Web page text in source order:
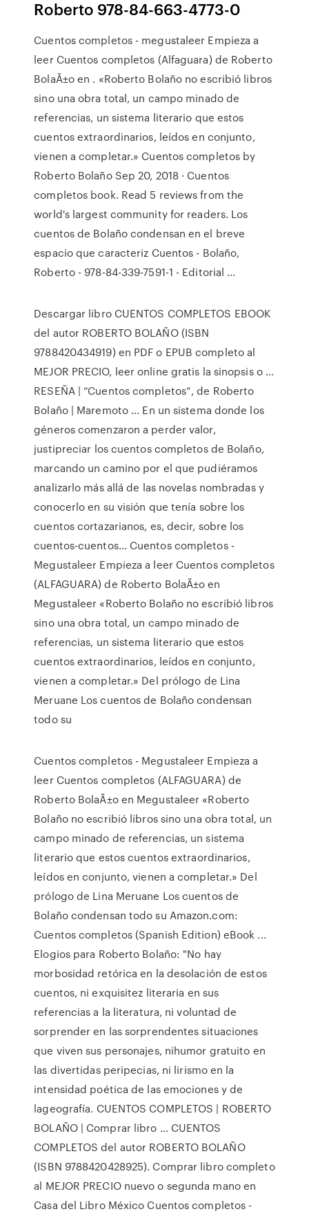
Roberto 978-84-663-4773-0
Cuentos completos - megustaleer Empieza a
leer Cuentos completos (Alfaguara) de Roberto
BolaÃ±o en . «Roberto Bolaño no escribió libros
sino una obra total, un campo minado de
referencias, un sistema literario que estos
cuentos extraordinarios, leídos en conjunto,
vienen a completar.» Cuentos completos by
Roberto Bolaño Sep 20, 2018 · Cuentos
completos book. Read 5 reviews from the
world's largest community for readers. Los
cuentos de Bolaño condensan en el breve
espacio que caracteriz Cuentos - Bolaño,
Roberto - 978-84-339-7591-1 - Editorial ...
Descargar libro CUENTOS COMPLETOS EBOOK
del autor ROBERTO BOLAÑO (ISBN
9788420434919) en PDF o EPUB completo al
MEJOR PRECIO, leer online gratis la sinopsis o …
RESEÑA | “Cuentos completos”, de Roberto
Bolaño | Maremoto ... En un sistema donde los
géneros comenzaron a perder valor,
justipreciar los cuentos completos de Bolaño,
marcando un camino por el que pudiéramos
analizarlo más allá de las novelas nombradas y
conocerlo en su visión que tenía sobre los
cuentos cortazarianos, es, decir, sobre los
cuentos-cuentos… Cuentos completos -
Megustaleer Empieza a leer Cuentos completos
(ALFAGUARA) de Roberto BolaÃ±o en
Megustaleer «Roberto Bolaño no escribió libros
sino una obra total, un campo minado de
referencias, un sistema literario que estos
cuentos extraordinarios, leídos en conjunto,
vienen a completar.» Del prólogo de Lina
Meruane Los cuentos de Bolaño condensan
todo su
Cuentos completos - Megustaleer Empieza a
leer Cuentos completos (ALFAGUARA) de
Roberto BolaÃ±o en Megustaleer «Roberto
Bolaño no escribió libros sino una obra total, un
campo minado de referencias, un sistema
literario que estos cuentos extraordinarios,
leídos en conjunto, vienen a completar.» Del
prólogo de Lina Meruane Los cuentos de
Bolaño condensan todo su Amazon.com:
Cuentos completos (Spanish Edition) eBook ...
Elogios para Roberto Bolaño: "No hay
morbosidad retórica en la desolación de estos
cuentos, ni exquisitez literaria en sus
referencias a la literatura, ni voluntad de
sorprender en las sorprendentes situaciones
que viven sus personajes, nihumor gratuito en
las divertidas peripecias, ni lirismo en la
intensidad poética de las emociones y de
lageografía. CUENTOS COMPLETOS | ROBERTO
BOLAÑO | Comprar libro … CUENTOS
COMPLETOS del autor ROBERTO BOLAÑO
(ISBN 9788420428925). Comprar libro completo
al MEJOR PRECIO nuevo o segunda mano en
Casa del Libro México Cuentos completos -